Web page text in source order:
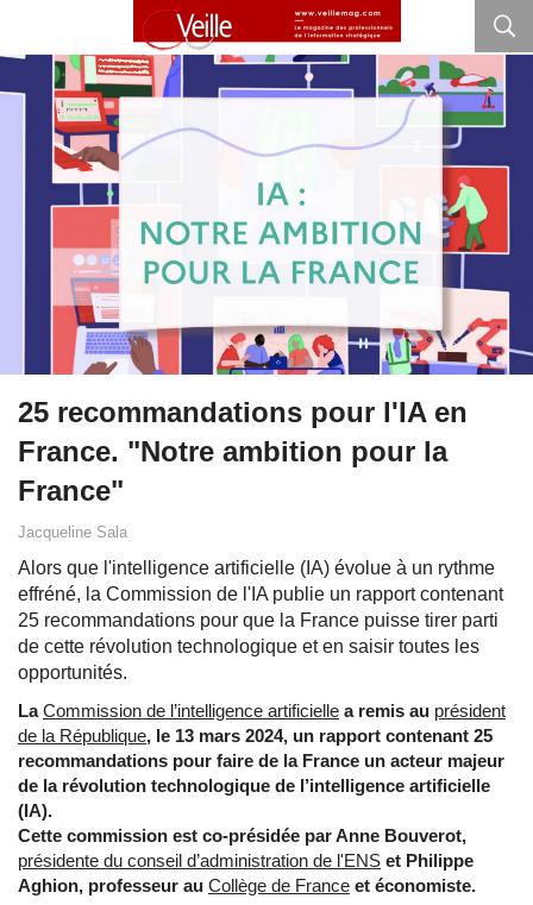
25 recommandations pour l'IA en
France. "Notre ambition pour la
France"
Jacqueline Sala
Alors que l'intelligence artificielle (IA) évolue à un rythme
effréné, la Commission de l'IA publie un rapport contenant
25 recommandations pour que la France puisse tirer parti
de cette révolution technologique et en saisir toutes les
opportunités.
LaCommission de l’intelligence artificielle a remis au président
de la République, le 13 mars 2024, un rapport contenant 25
recommandations pour faire de la France un acteur majeur
de la révolution technologique de l’intelligence artificielle
(IA).
Cette commission est co-présidée par Anne Bouverot,
présidente du conseil d’administration de l'ENS et Philippe
Aghion, professeur au Collège de France et économiste.